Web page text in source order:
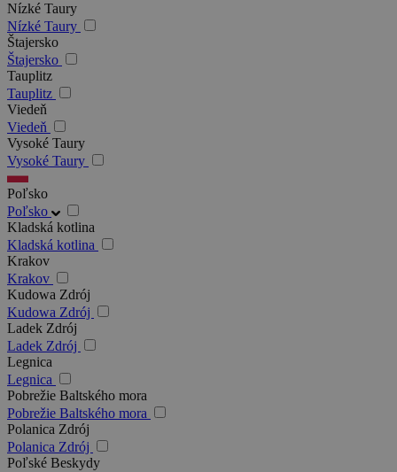
Nízké Taury
Nízké Taury
Štajersko
Štajersko
Tauplitz
Tauplitz
Viedeň
Viedeň
Vysoké Taury
Vysoké Taury
Poľsko
Poľsko
Kladská kotlina
Kladská kotlina
Krakov
Krakov
Kudowa Zdrój
Kudowa Zdrój
Ladek Zdrój
Ladek Zdrój
Legnica
Legnica
Pobrežie Baltského mora
Pobrežie Baltského mora
Polanica Zdrój
Polanica Zdrój
Poľské Beskydy